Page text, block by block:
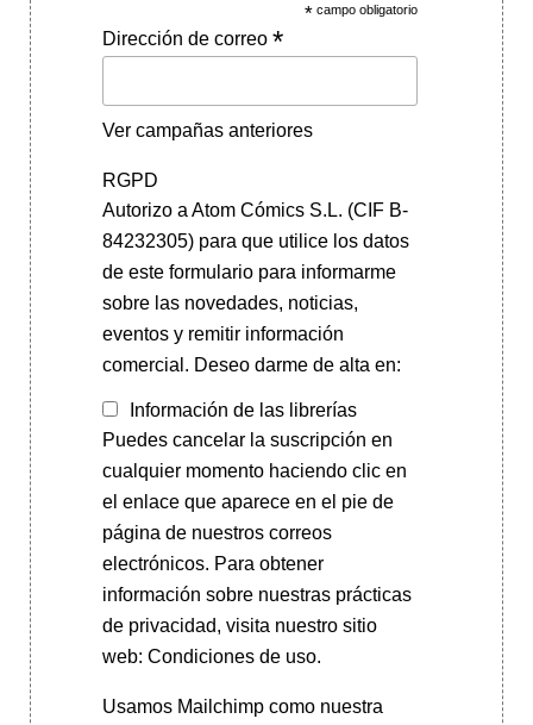
* campo obligatorio
Dirección de correo *
Ver campañas anteriores
RGPD
Autorizo a Atom Cómics S.L. (CIF B-
84232305) para que utilice los datos
de este formulario para informarme
sobre las novedades, noticias,
eventos y remitir información
comercial. Deseo darme de alta en:
Información de las librerías
Puedes cancelar la suscripción en
cualquier momento haciendo clic en
el enlace que aparece en el pie de
página de nuestros correos
electrónicos. Para obtener
información sobre nuestras prácticas
de privacidad, visita nuestro sitio
web: Condiciones de uso.
Usamos Mailchimp como nuestra